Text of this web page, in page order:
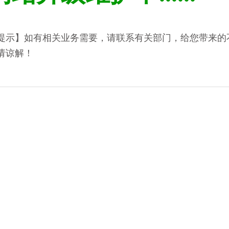
示】如有相关业务需要，请联系有关部门，给您带来的
谅解！